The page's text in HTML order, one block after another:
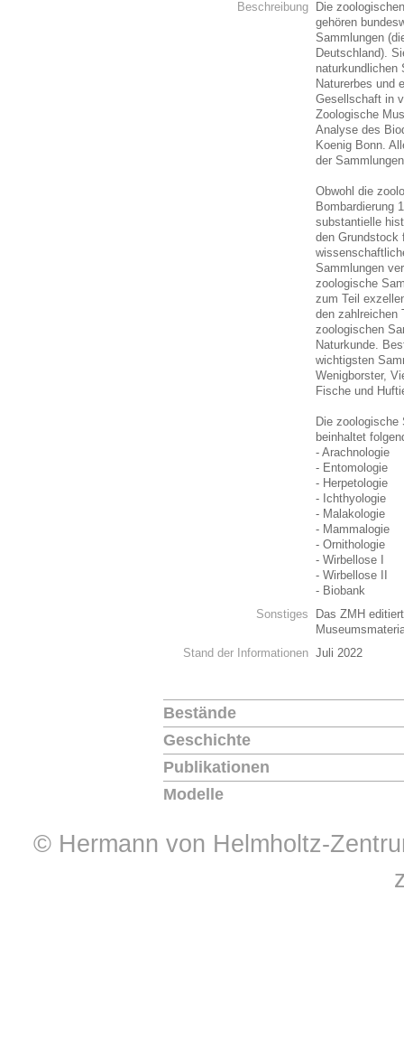
Beschreibung
Die
gehören
Sammlungen
Deutschland).
naturkundlichen
Naturerbes und
Gesellschaft in
Zoologische
Analyse des
Koenig Bonn.
der
Obwohl die
Bombardierung
substantielle
den Grundstock
Sammlungen
zoologische
zum Teil
den zahlreichen
zoologischen
Naturkunde.
wichtigsten
Wenigborster,
Fische und
Die zoologische
beinhaltet
- Arachnologie
- Entomologie
- Herpetologie
- Ichthyologie
- Malakologie
- Mammalogie
- Ornithologie
- Wirbellose I
- Wirbellose II
- Biobank
Sonstiges
Das ZMH
Stand der Informationen Juli 2022
Bestände
Geschichte
Publikationen
Modelle
© Hermann von Helmholtz-